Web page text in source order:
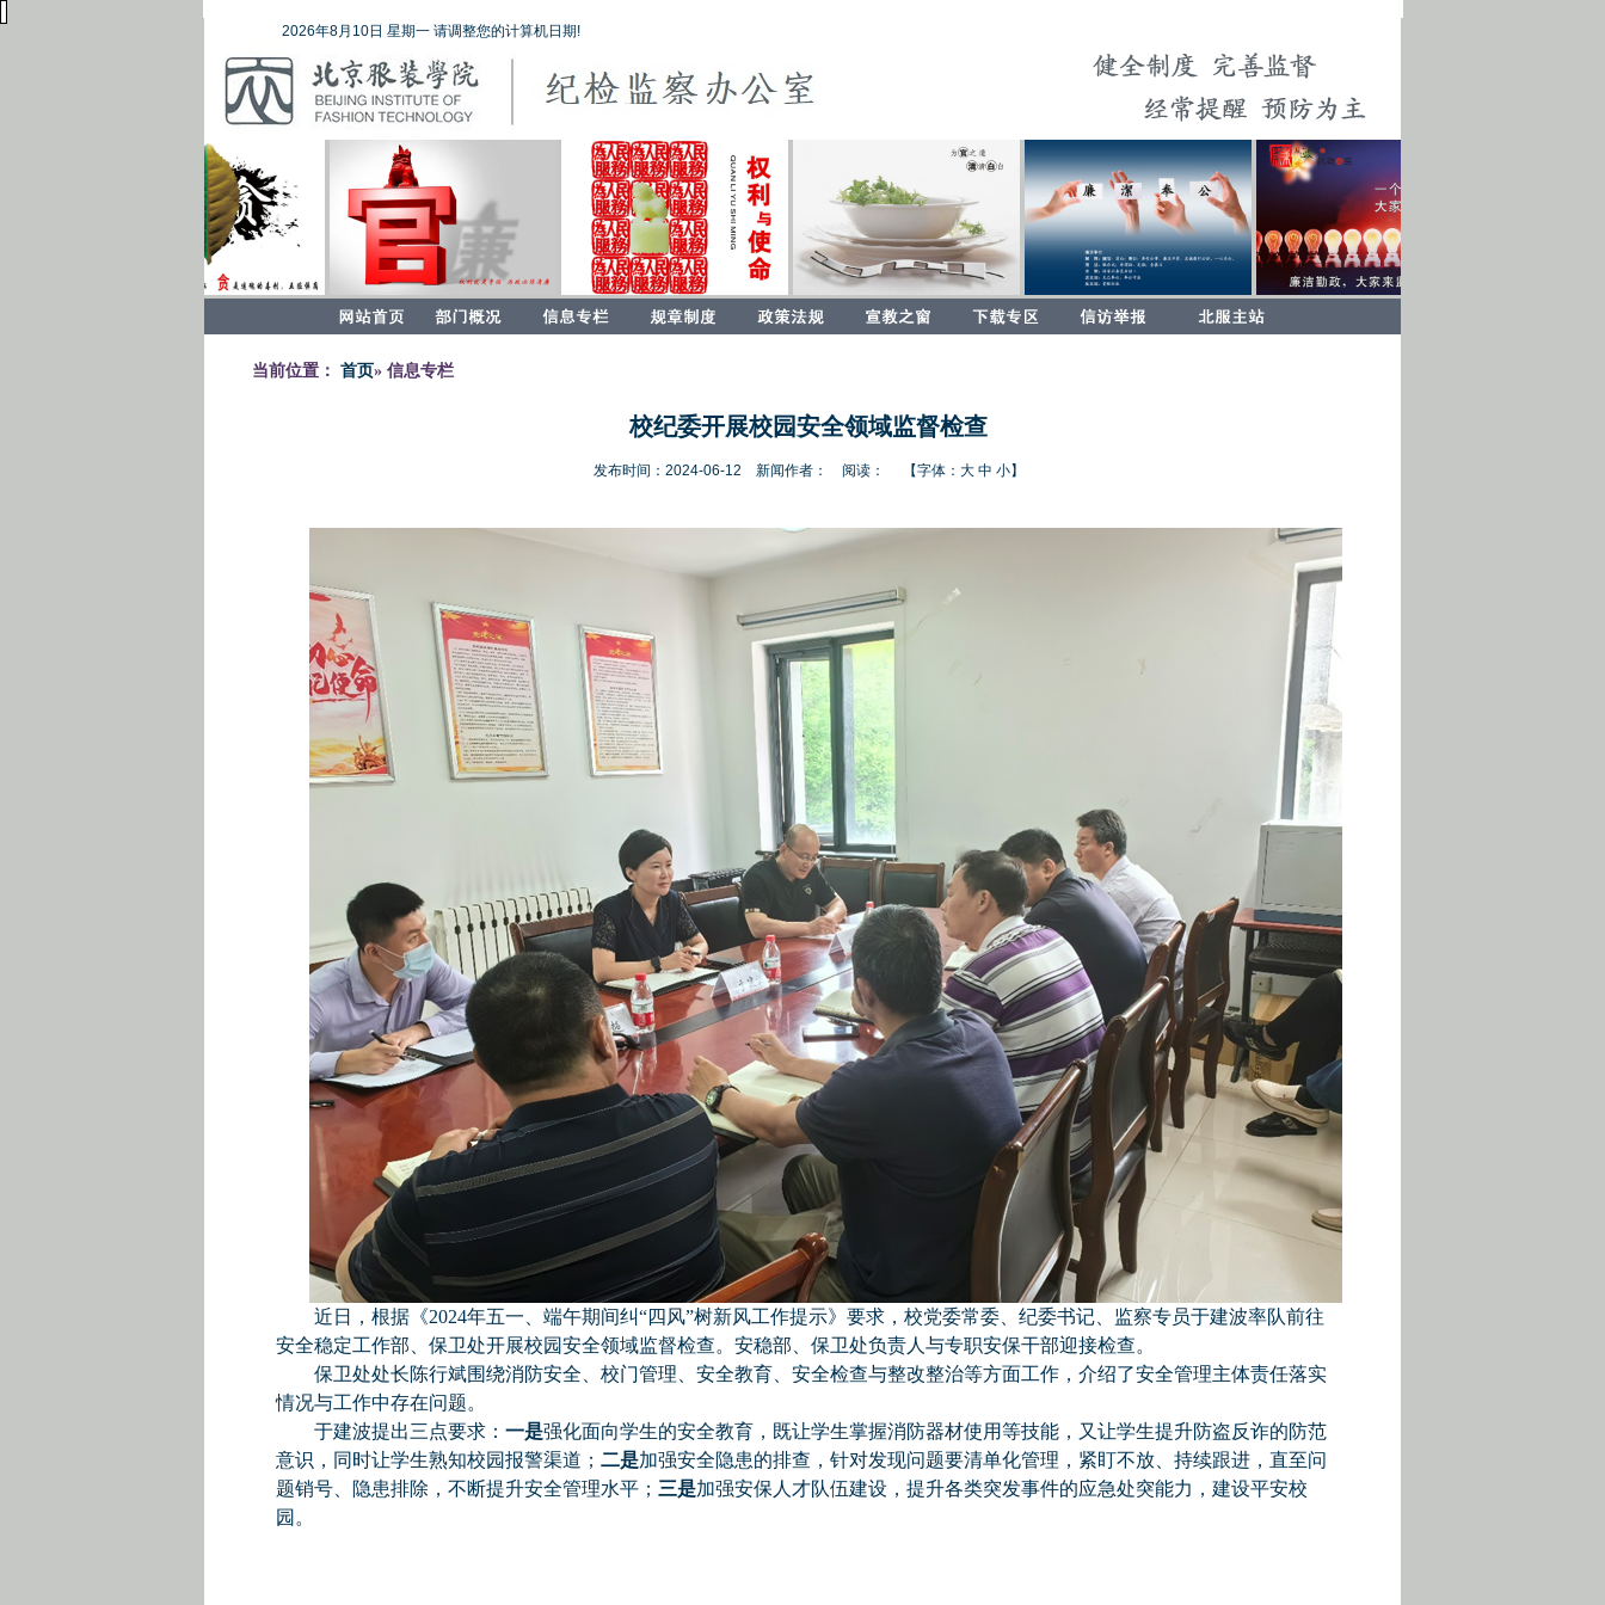
2026年8月10日 星期一 请调整您的计算机日期!
当前位置： 首页» 信息专栏
校纪委开展校园安全领域监督检查
发布时间：2024-06-12 新闻作者： 阅读： 【字体： 大 中 小】
近日，根据《2024年五一、端午期间纠“四风”树新风工作提示》要求，校党委常委、纪委书记、监察专员于建波率队前往
安全稳定工作部、保卫处开展校园安全领域监督检查。安稳部、保卫处负责人与专职安保干部迎接检查。
保卫处处长陈行斌围绕消防安全、校门管理、安全教育、安全检查与整改整治等方面工作，介绍了安全管理主体责任落实
情况与工作中存在问题。
于建波提出三点要求： 一是强化面向学生的安全教育，既让学生掌握消防器材使用等技能，又让学生提升防盗反诈的防范
意识，同时让学生熟知校园报警渠道； 二是加强安全隐患的排查，针对发现问题要清单化管理，紧盯不放、持续跟进，直至问
题销号、隐患排除，不断提升安全管理水平； 三是加强安保人才队伍建设，提升各类突发事件的应急处突能力，建设平安校
园。